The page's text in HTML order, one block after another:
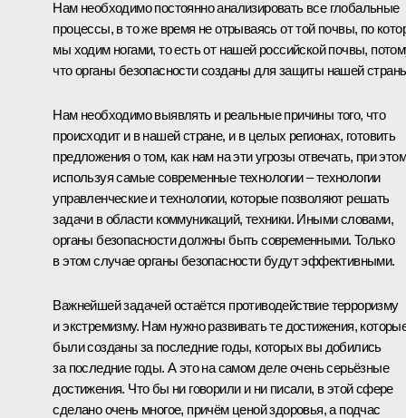
Нам необходимо постоянно анализировать все глобальные
процессы, в то же время не отрываясь от той почвы, по
мы ходим ногами, то есть от нашей российской почвы,
что органы безопасности созданы для защиты нашей
Нам необходимо выявлять и реальные причины того, что
происходит и в нашей стране, и в целых регионах, готовить
предложения о том, как нам на эти угрозы отвечать, при этом
используя самые современные технологии – технологии
управленческие и технологии, которые позволяют решать
задачи в области коммуникаций, техники. Иными словами,
органы безопасности должны быть современными. Только
в этом случае органы безопасности будут эффективными.
Важнейшей задачей остаётся противодействие терроризму
и экстремизму. Нам нужно развивать те достижения,
были созданы за последние годы, которых вы добились
за последние годы. А это на самом деле очень серьёзные
достижения. Что бы ни говорили и ни писали, в этой сфере
сделано очень многое, причём ценой здоровья, а подчас